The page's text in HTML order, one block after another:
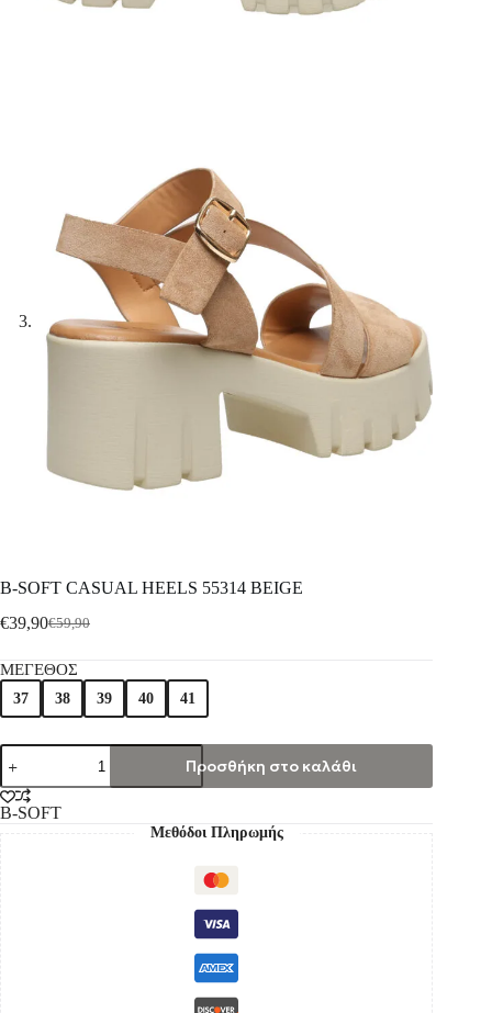
B-SOFT CASUAL HEELS 55314 BEIGE
€59,90
€39,90
ΜΕΓΕΘΟΣ
37 38 39 40 41
Προσθήκη στο καλάθι
B-SOFT
Μεθόδοι Πληρωμής